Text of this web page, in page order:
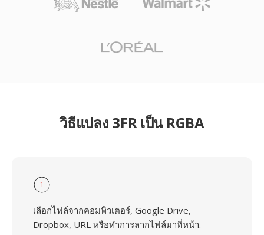
วิธีแปลง 3FR เป็น RGBA
1
เลือกไฟล์จากคอมพิวเตอร์, Google Drive,
Dropbox, URL หรือทำการลากไฟล์มาที่หน้า.